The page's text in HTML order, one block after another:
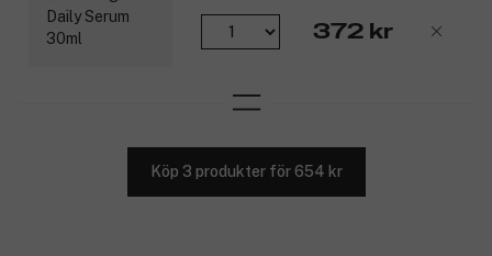
372 kr
Köp 3 produkter för 654 kr